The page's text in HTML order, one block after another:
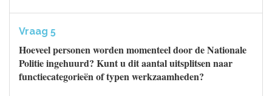
Vraag 5
Hoeveel personen worden momenteel door de Nationale
Politie ingehuurd? Kunt u dit aantal uitsplitsen naar
functiecategorieën of typen werkzaamheden?